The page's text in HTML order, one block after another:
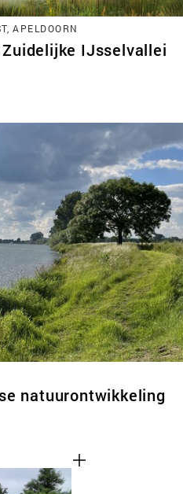
APELDOORN
IJsselvallei
natuurontwikkeling